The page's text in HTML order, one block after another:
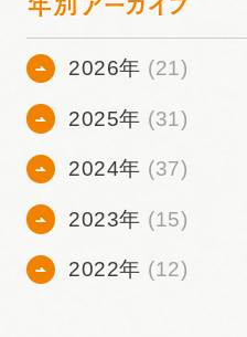
2026年 (21)
2025年 (31)
2024年 (37)
2023年 (15)
2022年 (12)